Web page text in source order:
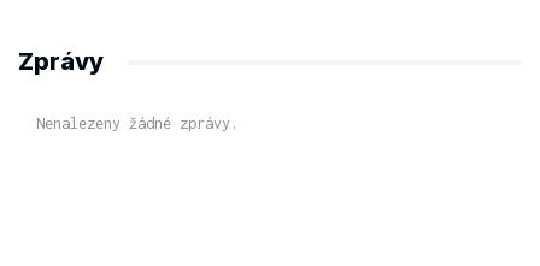
Zprávy
Nenalezeny žádné zprávy.